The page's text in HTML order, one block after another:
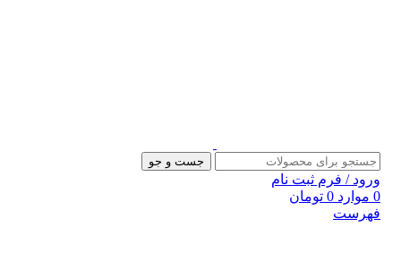
جست و جو
/ فرم ثبت نام
0 تومان